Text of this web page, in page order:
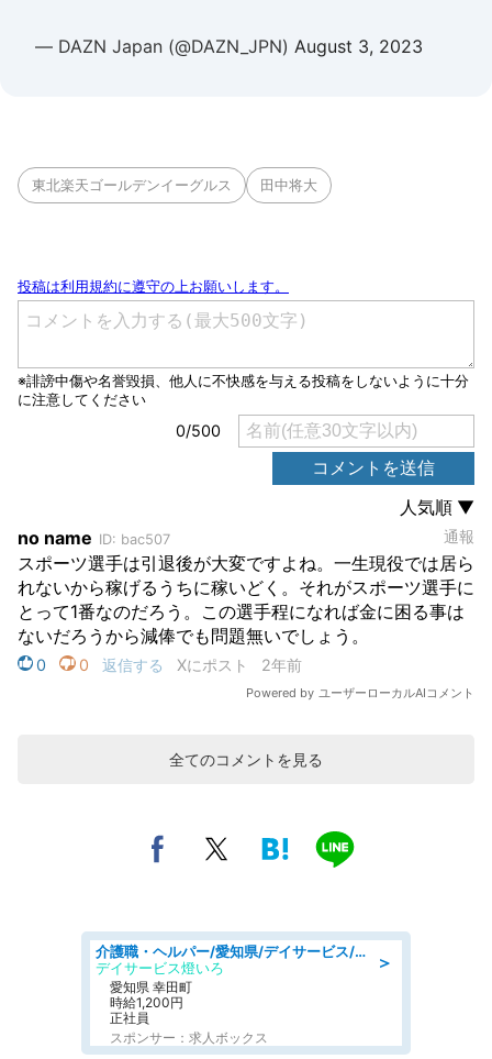
— DAZN Japan (@DAZN_JPN) August 3, 2023
東北楽天ゴールデンイーグルス 田中将大
全てのコメントを見る
＞
介護職・ヘルパー/愛知県/デイサービス/JR東海道本線 幸田/額田郡幸田町
デイサービス燈いろ
愛知県 幸田町
時給1,200円
正社員
スポンサー：求人ボックス